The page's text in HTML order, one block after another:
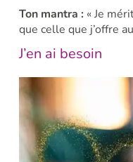
Ton mantra : « Je
que celle que j’offre
J’en ai besoin